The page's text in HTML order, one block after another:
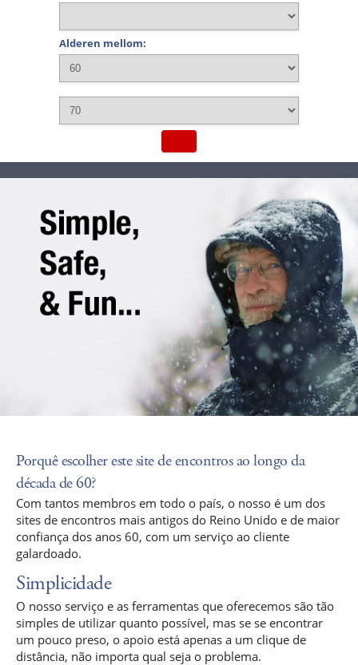
Alderen mellom:
Porquê escolher este site de encontros ao longo da
década de 60?
Com tantos membros em todo o país, o nosso é um dos
sites de encontros mais antigos do Reino Unido e de maior
confiança dos anos 60, com um serviço ao cliente
galardoado.
Simplicidade
O nosso serviço e as ferramentas que oferecemos são tão
simples de utilizar quanto possível, mas se se encontrar
um pouco preso, o apoio está apenas a um clique de
distância, não importa qual seja o problema.